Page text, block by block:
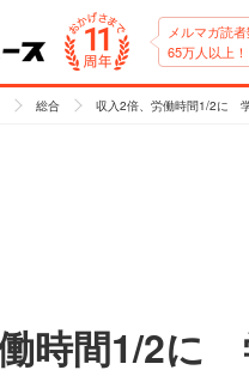
メルマガ読
65万人以上！
総合 収入2倍、労働時間1/2に
時間1/2に